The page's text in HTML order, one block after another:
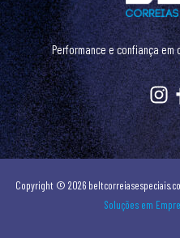
Performance e confiança
Copyright © 2026
Soluções em